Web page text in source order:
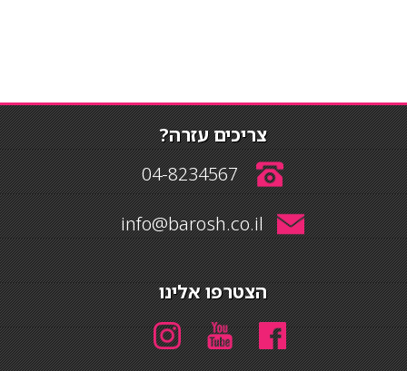
צריכים עזרה?
04-8234567
info@barosh.co.il
הצטרפו אלינו